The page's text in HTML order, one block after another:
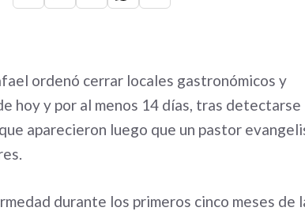
ordenó cerrar locales gastronómicos y
hoy y por al menos 14 días, tras detectarse
aparecieron luego que un pastor
durante los primeros cinco meses de